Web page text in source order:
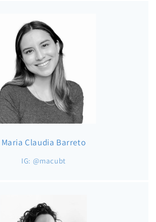
Maria Claudia Barreto
IG: @macubt